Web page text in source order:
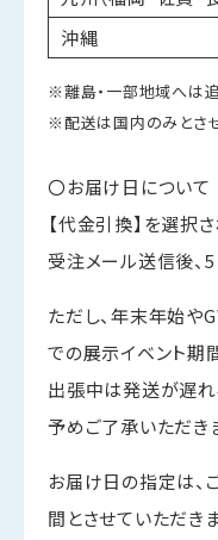
沖縄
※離島・一部地域へは
※配送は国内のみとさせ
〇お届け日について
【代金引換】を選択
受注メール送信後、5
ただし、年末年始や
での展示イベント期
出張中は発送が遅れ
予めご了承いただき
お届け日の指定は
間とさせていただきま